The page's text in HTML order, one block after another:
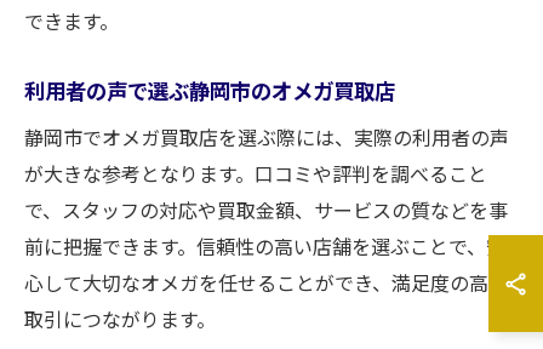
できます。
利用者の声で選ぶ静岡市のオメガ買取店
静岡市でオメガ買取店を選ぶ際には、実際の利用者の声
が大きな参考となります。口コミや評判を調べること
で、スタッフの対応や買取金額、サービスの質などを事
前に把握できます。信頼性の高い店舗を選ぶことで、安
心して大切なオメガを任せることができ、満足度の高い
取引につながります。